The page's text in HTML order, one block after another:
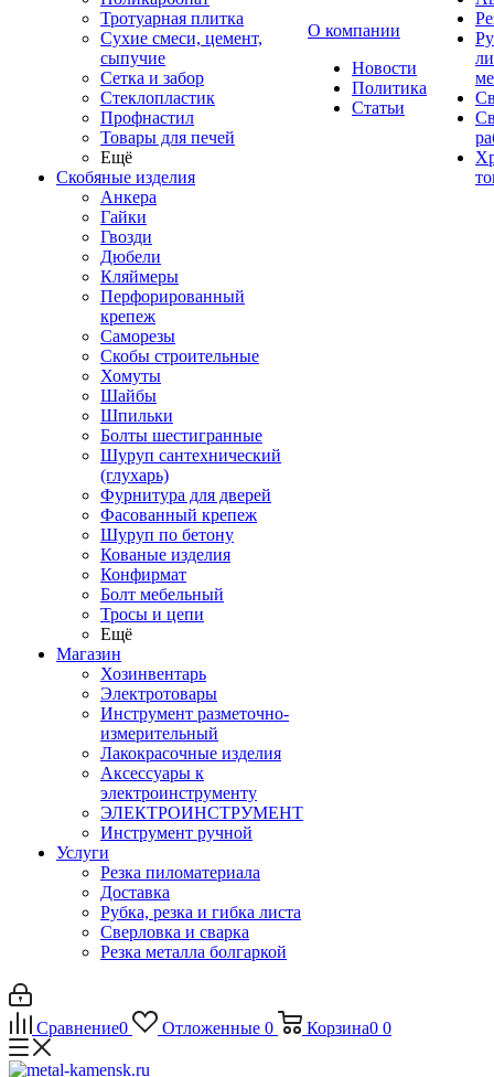
Тротуарная плитка
Сухие смеси, цемент,
сыпучие
Сетка и забор
Стеклопластик
Профнастил
Товары для печей
Ещё
Скобяные изделия
Анкера
Гайки
Гвозди
Дюбели
Кляймеры
Перфорированный
крепеж
Саморезы
Скобы строительные
Хомуты
Шайбы
Шпильки
Болты шестигранные
Шуруп сантехнический
(глухарь)
Фурнитура для дверей
Фасованный крепеж
Шуруп по бетону
Кованые изделия
Конфирмат
Болт мебельный
Тросы и цепи
Ещё
Магазин
Хозинвентарь
Электротовары
Инструмент разметочно-
измерительный
Лакокрасочные изделия
Аксессуары к
электроинструменту
ЭЛЕКТРОИНСТРУМЕНТ
Инструмент ручной
Услуги
Резка пиломатериала
Доставка
Рубка, резка и гибка листа
Сверловка и сварка
Резка металла болгаркой
О компании
Новости
Политика
Статьи
Сравнение0 Отложенные 0 Корзина0 0